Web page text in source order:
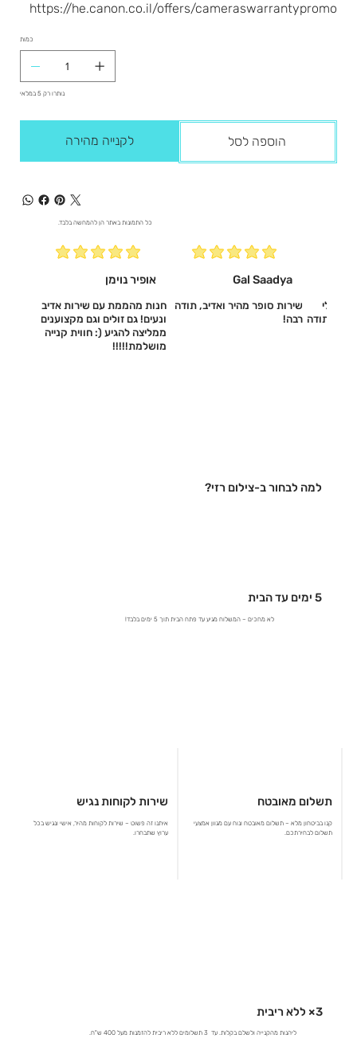
https://he.canon.co.il/offers/cameraswarrantypromo
כמות
נותרו רק 5 במלאי
הוספה לסל לקנייה מהירה
כל התמונות באתר הן להמחשה בלבד.
אופיר נוימן
חנות מהממת עם שירות אדיב
ונעים! גם זולים וגם מקצוענים
ממליצה להגיע (: חווית קנייה
מושלמת!!!!!‎
Gal Saadya
שירות סופר מהיר ואדיב, תודה
רבה!
לי
תודה
למה לבחור ב-צילום רזי?
שירות לקוחות נגיש
איתנו זה פשוט – שירות לקוחות מהיר, אישי ונגיש בכל
ערוץ שתבחרו.
5 ימים עד הבית
לא מחכים – המשלוח מגיע עד פתח הבית תוך 5 ימים בלבד!
תשלום מאובטח
קנו בביטחון מלא – תשלום מאובטח ונוח עם מגוון אמצעי
תשלום לבחירתכם.
3× ללא ריבית
ליהנות מהקנייה ולשלם בקלות. עד 3 תשלומים ללא ריבית להזמנות מעל 400 ש"ח.